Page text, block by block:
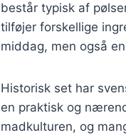
består typisk af
tilføjer forskellige
middag, men også
Historisk set har
en praktisk og
madkulturen, og